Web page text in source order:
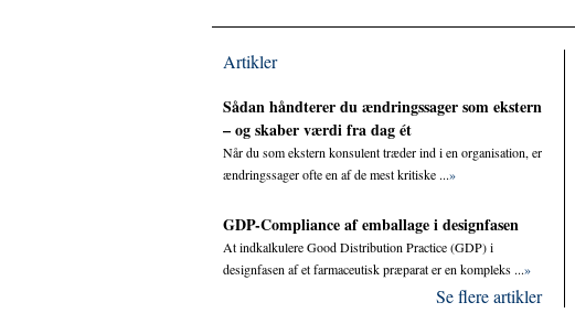
Artikler
Sådan håndterer du ændringssager som ekstern
– og skaber værdi fra dag ét
Når du som ekstern konsulent træder ind i en organisation, er
ændringssager ofte en af de mest kritiske ...»
GDP-Compliance af emballage i designfasen
At indkalkulere Good Distribution Practice (GDP) i
designfasen af et farmaceutisk præparat er en kompleks ...»
Se flere artikler